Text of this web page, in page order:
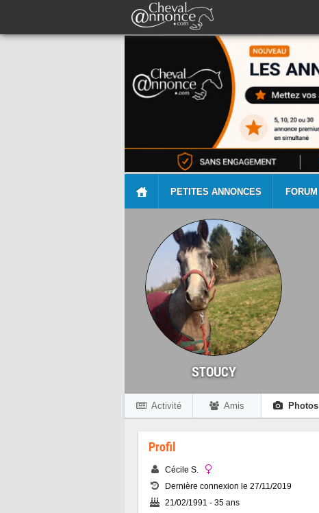
PETITES ANNONCES FORUM
STOUCY
Activité Amis Photos
Profil
Cécile S.
Dernière connexion le 27/11/2019
21/02/1991 - 35 ans